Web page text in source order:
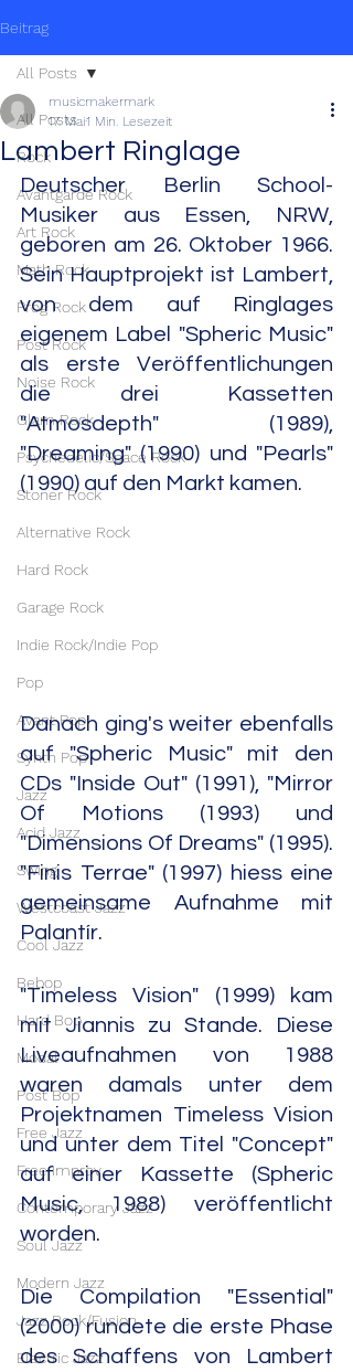
Beitrag
All Posts
Rock
Avantgarde Rock
Art Rock
Math Rock
Prog Rock
Post Rock
Noise Rock
Glam Rock
Psychedelic/Space Rock
Stoner Rock
Alternative Rock
Hard Rock
Garage Rock
Indie Rock/Indie Pop
Pop
Avant Pop
Synth Pop
Jazz
Acid Jazz
Swing
Westcoast Jazz
Cool Jazz
Bebop
Hard Bop
Modal
Post Bop
Free Jazz
Free Improv
Contemporary Jazz
Soul Jazz
Modern Jazz
Jazz Rock/Fusion
Electric Jazz
All Posts
Lambert Ringlage
musicmakermark
17. Mai1 Min. Lesezeit
Deutscher Berlin School-
Musiker aus Essen, NRW,
geboren am 26. Oktober 1966.
Sein Hauptprojekt ist Lambert,
von dem auf Ringlages
eigenem Label "Spheric Music"
als erste Veröffentlichungen
die drei Kassetten
"Atmosdepth" (1989),
"Dreaming" (1990) und "Pearls"
(1990) auf den Markt kamen.
Danach ging's weiter ebenfalls
auf "Spheric Music" mit den
CDs "Inside Out" (1991), "Mirror
Of Motions (1993) und
"Dimensions Of Dreams" (1995).
"Finis Terrae" (1997) hiess eine
gemeinsame Aufnahme mit
Palantír.
"Timeless Vision" (1999) kam
mit Jiannis zu Stande. Diese
Liveaufnahmen von 1988
waren damals unter dem
Projektnamen Timeless Vision
und unter dem Titel "Concept"
auf einer Kassette (Spheric
Music, 1988) veröffentlicht
worden.
Die Compilation "Essential"
(2000) rundete die erste Phase
des Schaffens von Lambert